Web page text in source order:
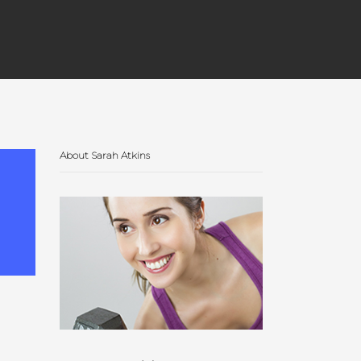
About Sarah Atkins